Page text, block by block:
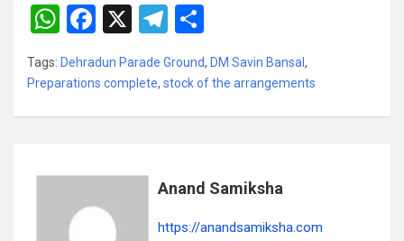
W
h
at
F
a
ce
X
T
el
e
h
ar
Tags: Dehradun Parade Ground, DM Savin Bansal ,
Preparations complete, stock of the arrangements
Anand Samiksha
https://anandsamiksha.com